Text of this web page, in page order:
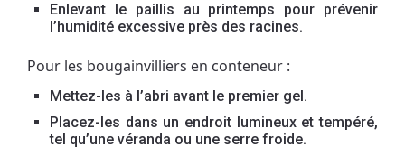
Enlevant le paillis au printemps pour prévenir
l’humidité excessive près des racines.
Pour les bougainvilliers en conteneur :
Mettez-les à l’abri avant le premier gel.
Placez-les dans un endroit lumineux et tempéré,
tel qu’une véranda ou une serre froide.